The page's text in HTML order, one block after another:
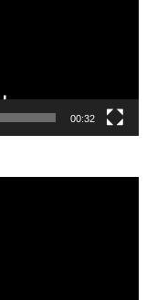
00:32